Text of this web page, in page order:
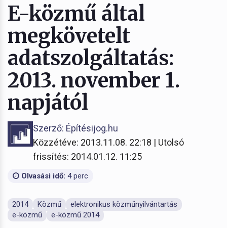
E-közmű által
megkövetelt
adatszolgáltatás:
2013. november 1.
napjától
Szerző: Építésijog.hu
Közzétéve: 2013.11.08. 22:18 | Utolsó
frissítés: 2014.01.12. 11:25
Olvasási idő: 4 perc
2014 Közmű
elektronikus közműnyilvántartás
e-közmű
e-közmű 2014